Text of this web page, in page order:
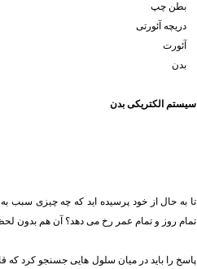
بطن چپ
دریچه آئورتی
آئورت
بدن
سیستم الکتریکی بدن
تا به حال از خود پرسیده اید که چه چیزی سبب
تمام روز و تمام عمر رخ می دهد؟ آن هم بدون
پاسخ را باید در میان سلول هایی جسنجو کرد که